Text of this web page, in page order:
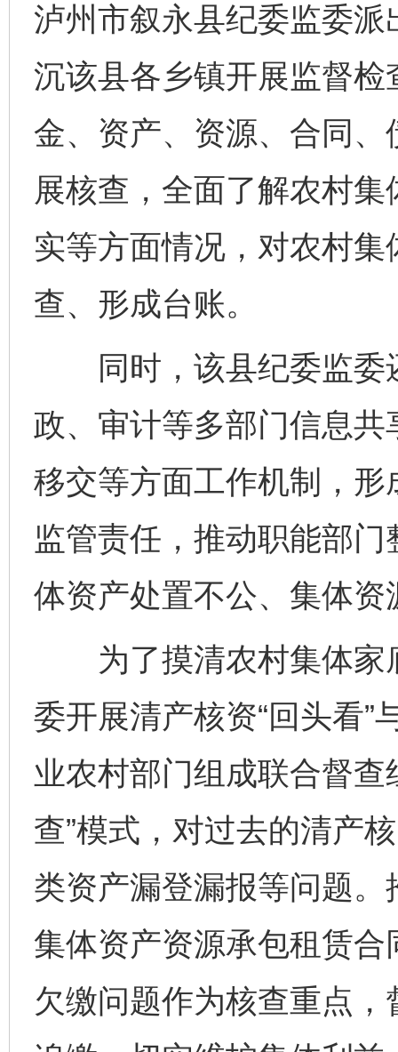
泸州市叙永县纪委监委派
沉该县各乡镇开展监督
金、资产、资源、合同
展核查，全面了解农村集
实等方面情况，对农村集
查、形成台账。
同时，该县纪委监委
政、审计等多部门信息
移交等方面工作机制，
监管责任，推动职能部
体资产处置不公、集体
为了摸清农村集体家
委开展清产核资“回头看”
业农村部门组成联合督
查”模式，对过去的清产
类资产漏登漏报等问题
集体资产资源承包租赁
欠缴问题作为核查重点